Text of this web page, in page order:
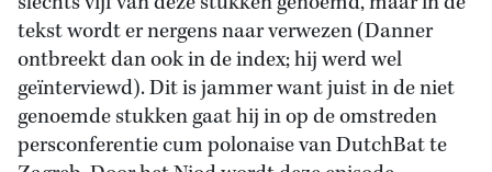
tekst wordt er nergens naar verwezen (Danner
ontbreekt dan ook in de index; hij werd wel
geïnterviewd). Dit is jammer want juist in de niet
genoemde stukken gaat hij in op de omstreden
persconferentie cum polonaise van DutchBat te